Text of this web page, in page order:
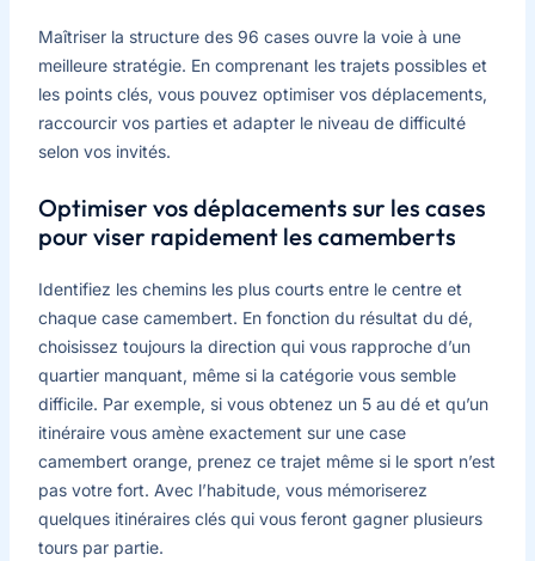
Maîtriser la structure des 96 cases ouvre la voie à une
meilleure stratégie. En comprenant les trajets possibles et
les points clés, vous pouvez optimiser vos déplacements,
raccourcir vos parties et adapter le niveau de difficulté
selon vos invités.
Optimiser vos déplacements sur les cases
pour viser rapidement les camemberts
Identifiez les chemins les plus courts entre le centre et
chaque case camembert. En fonction du résultat du dé,
choisissez toujours la direction qui vous rapproche d’un
quartier manquant, même si la catégorie vous semble
difficile. Par exemple, si vous obtenez un 5 au dé et qu’un
itinéraire vous amène exactement sur une case
camembert orange, prenez ce trajet même si le sport n’est
pas votre fort. Avec l’habitude, vous mémoriserez
quelques itinéraires clés qui vous feront gagner plusieurs
tours par partie.